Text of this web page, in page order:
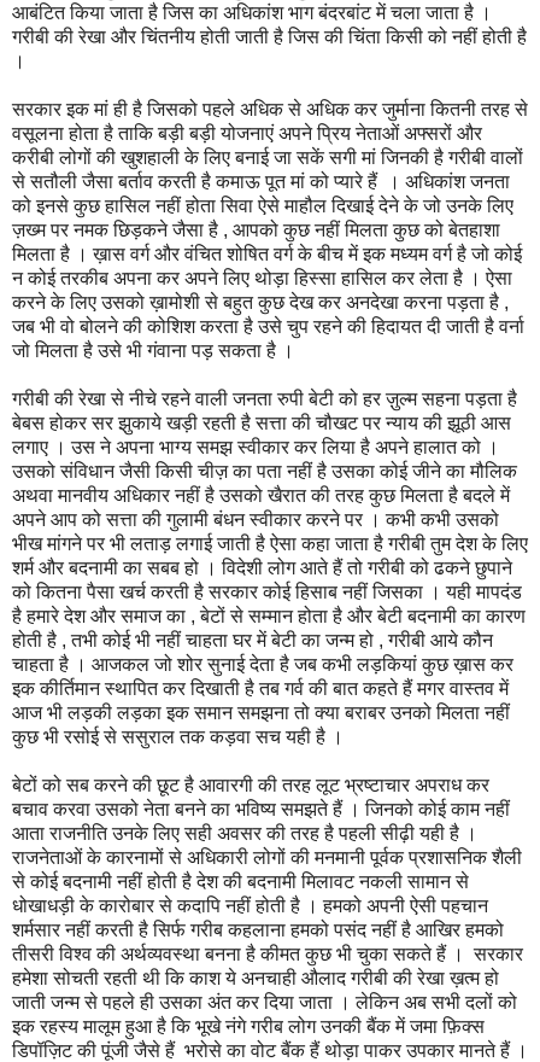
आबंटित किया जाता है जिस का अधिकांश भाग बंदरबांट में चला जाता है ।
गरीबी की रेखा और चिंतनीय होती जाती है जिस की चिंता किसी को नहीं होती है
।
सरकार इक मां ही है जिसको पहले अधिक से अधिक कर जुर्माना कितनी तरह से
वसूलना होता है ताकि बड़ी बड़ी योजनाएं अपने प्रिय नेताओं अफ्सरों और
करीबी लोगों की खुशहाली के लिए बनाई जा सकें सगी मां जिनकी है गरीबी वालों
से सतौली जैसा बर्ताव करती है कमाऊ पूत मां को प्यारे हैं । अधिकांश जनता
को इनसे कुछ हासिल नहीं होता सिवा ऐसे माहौल दिखाई देने के जो उनके लिए
ज़ख्म पर नमक छिड़कने जैसा है , आपको कुछ नहीं मिलता कुछ को बेतहाशा
मिलता है । ख़ास वर्ग और वंचित शोषित वर्ग के बीच में इक मध्यम वर्ग है जो कोई
न कोई तरकीब अपना कर अपने लिए थोड़ा हिस्सा हासिल कर लेता है । ऐसा
करने के लिए उसको ख़ामोशी से बहुत कुछ देख कर अनदेखा करना पड़ता है ,
जब भी वो बोलने की कोशिश करता है उसे चुप रहने की हिदायत दी जाती है वर्ना
जो मिलता है उसे भी गंवाना पड़ सकता है ।
गरीबी की रेखा से नीचे रहने वाली जनता रुपी बेटी को हर ज़ुल्म सहना पड़ता है
बेबस होकर सर झुकाये खड़ी रहती है सत्ता की चौखट पर न्याय की झूठी आस
लगाए । उस ने अपना भाग्य समझ स्वीकार कर लिया है अपने हालात को ।
उसको संविधान जैसी किसी चीज़ का पता नहीं है उसका कोई जीने का मौलिक
अथवा मानवीय अधिकार नहीं है उसको खैरात की तरह कुछ मिलता है बदले में
अपने आप को सत्ता की गुलामी बंधन स्वीकार करने पर । कभी कभी उसको
भीख मांगने पर भी लताड़ लगाई जाती है ऐसा कहा जाता है गरीबी तुम देश के लिए
शर्म और बदनामी का सबब हो । विदेशी लोग आते हैं तो गरीबी को ढकने छुपाने
को कितना पैसा खर्च करती है सरकार कोई हिसाब नहीं जिसका । यही मापदंड
है हमारे देश और समाज का , बेटों से सम्मान होता है और बेटी बदनामी का कारण
होती है , तभी कोई भी नहीं चाहता घर में बेटी का जन्म हो , गरीबी आये कौन
चाहता है । आजकल जो शोर सुनाई देता है जब कभी लड़कियां कुछ ख़ास कर
इक कीर्तिमान स्थापित कर दिखाती है तब गर्व की बात कहते हैं मगर वास्तव में
आज भी लड़की लड़का इक समान समझना तो क्या बराबर उनको मिलता नहीं
कुछ भी रसोई से ससुराल तक कड़वा सच यही है ।
बेटों को सब करने की छूट है आवारगी की तरह लूट भ्रष्टाचार अपराध कर
बचाव करवा उसको नेता बनने का भविष्य समझते हैं । जिनको कोई काम नहीं
आता राजनीति उनके लिए सही अवसर की तरह है पहली सीढ़ी यही है ।
राजनेताओं के कारनामों से अधिकारी लोगों की मनमानी पूर्वक प्रशासनिक शैली
से कोई बदनामी नहीं होती है देश की बदनामी मिलावट नकली सामान से
धोखाधड़ी के कारोबार से कदापि नहीं होती है । हमको अपनी ऐसी पहचान
शर्मसार नहीं करती है सिर्फ गरीब कहलाना हमको पसंद नहीं है आखिर हमको
तीसरी विश्व की अर्थव्यवस्था बनना है कीमत कुछ भी चुका सकते हैं । सरकार
हमेशा सोचती रहती थी कि काश ये अनचाही औलाद गरीबी की रेखा ख़त्म हो
जाती जन्म से पहले ही उसका अंत कर दिया जाता । लेकिन अब सभी दलों को
इक रहस्य मालूम हुआ है कि भूखे नंगे गरीब लोग उनकी बैंक में जमा फ़िक्स
डिपॉज़िट की पूंजी जैसे हैं भरोसे का वोट बैंक हैं थोड़ा पाकर उपकार मानते हैं ।